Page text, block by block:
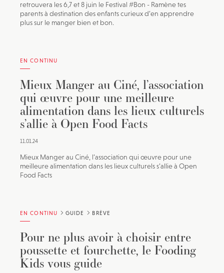
retrouvera les 6,7 et 8 juin le Festival #Bon - Ramène tes
parents à destination des enfants curieux d’en apprendre
plus sur le manger bien et bon.
EN CONTINU
Mieux Manger au Ciné, l’association
qui œuvre pour une meilleure
alimentation dans les lieux culturels
s’allie à Open Food Facts
11.01.24
Mieux Manger au Ciné, l’association qui œuvre pour une
meilleure alimentation dans les lieux culturels s’allie à Open
Food Facts
EN CONTINU GUIDE BRÈVE
Pour ne plus avoir à choisir entre
poussette et fourchette, le Fooding
Kids vous guide